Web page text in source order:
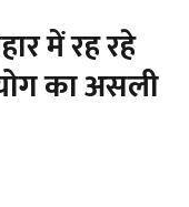
में रह रहे
का असली